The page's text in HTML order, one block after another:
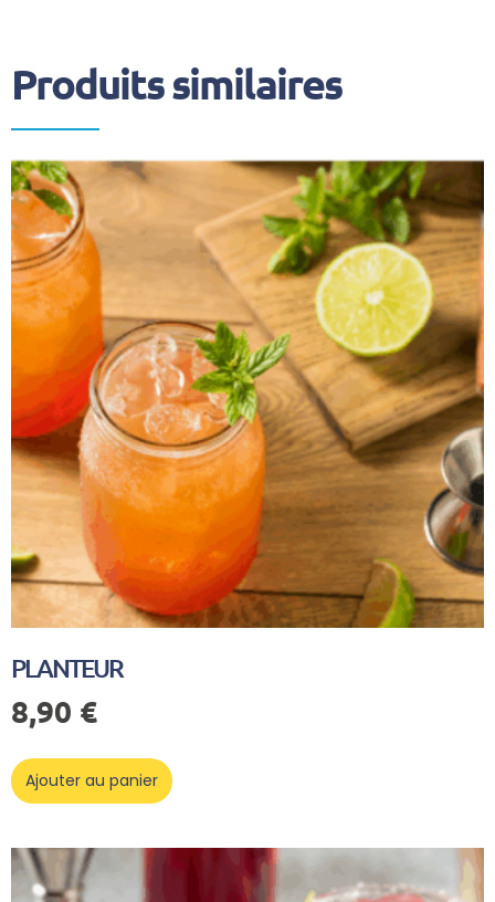
Produits similaires
PLANTEUR
8,90 €
Ajouter au panier